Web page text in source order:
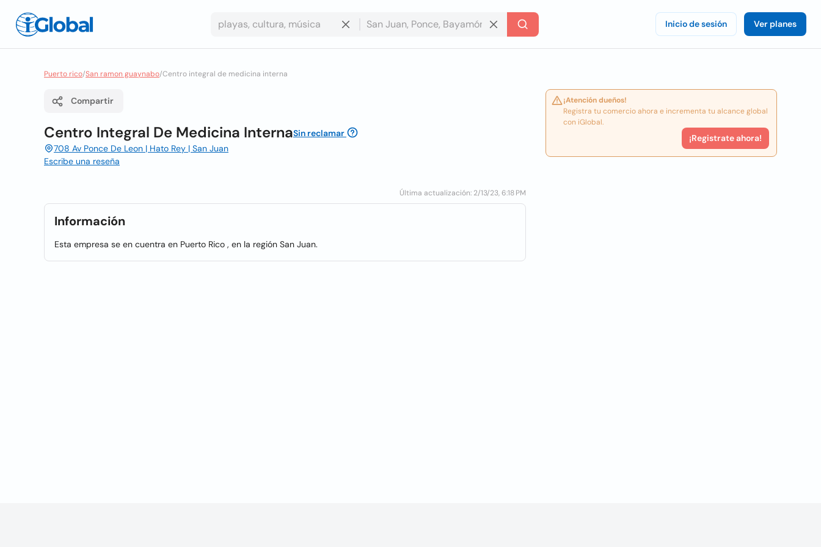
Inicio de sesión Ver planes
Puerto rico/San ramon guaynabo/Centro integral de medicina interna
Compartir
Centro Integral De Medicina InternaSin reclamar
708 Av Ponce De Leon | Hato Rey | San Juan
Escribe una reseña
Última actualización: 2/13/23, 6:18 PM
Información
Esta empresa se en cuentra en Puerto Rico , en la región San Juan.
¡Atención dueños!
Registra tu comercio ahora e incrementa tu alcance global
con iGlobal.
¡Registrate ahora!